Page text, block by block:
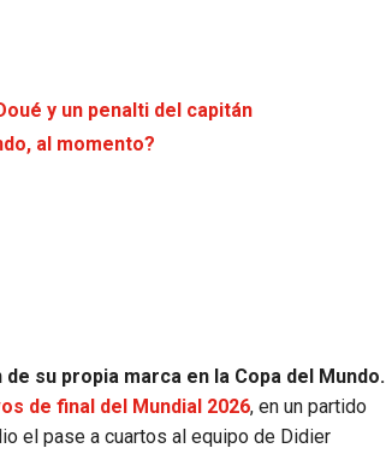
y un penalti del capitán
al momento?
su propia marca en la Copa del Mundo.
de final del Mundial 2026, en un partido
el pase a cuartos al equipo de Didier